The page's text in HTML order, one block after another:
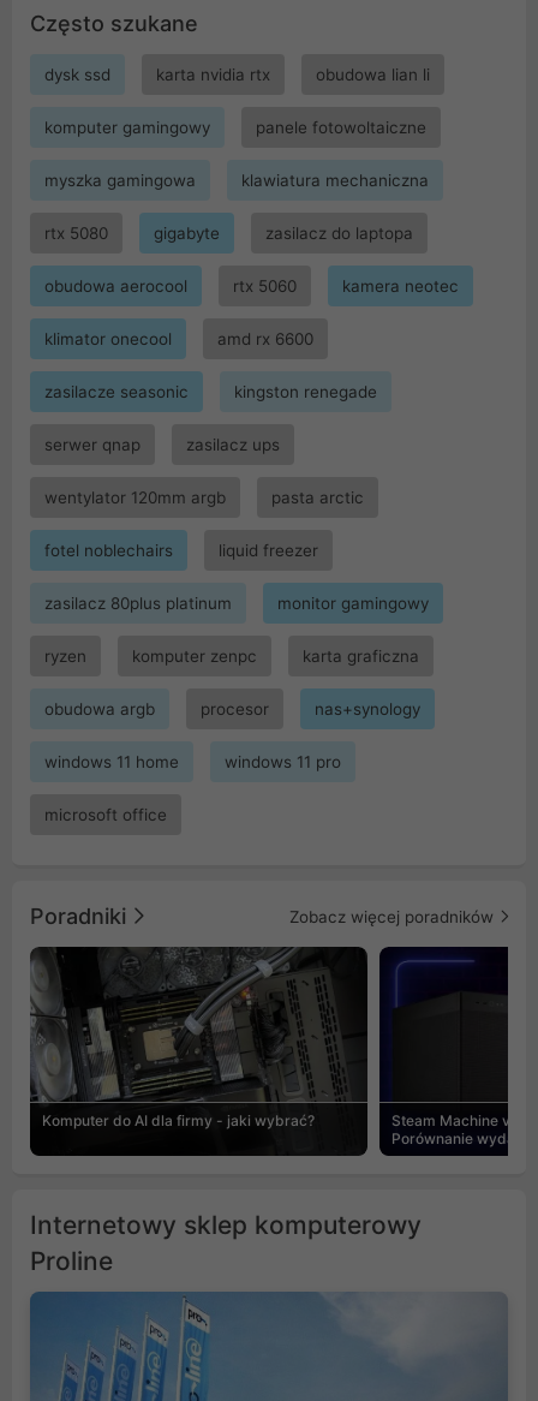
Często szukane
dysk ssd karta nvidia rtx obudowa lian li
komputer gamingowy panele fotowoltaiczne
myszka gamingowa klawiatura mechaniczna
rtx 5080 gigabyte zasilacz do laptopa
obudowa aerocool rtx 5060 kamera neotec
klimator onecool amd rx 6600
zasilacze seasonic kingston renegade
serwer qnap zasilacz ups
wentylator 120mm argb pasta arctic
fotel noblechairs liquid freezer
zasilacz 80plus platinum monitor gamingowy
ryzen komputer zenpc karta graficzna
obudowa argb procesor nas+synology
windows 11 home windows 11 pro
microsoft office
Poradniki Zobacz więcej poradników
Komputer do AI dla firmy - jaki wybrać?
Steam Machine vs
Porównanie
Internetowy sklep komputerowy
Proline